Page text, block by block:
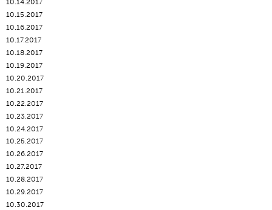
10.14.2017
10.15.2017
10.16.2017
10.17.2017
10.18.2017
10.19.2017
10.20.2017
10.21.2017
10.22.2017
10.23.2017
10.24.2017
10.25.2017
10.26.2017
10.27.2017
10.28.2017
10.29.2017
10.30.2017